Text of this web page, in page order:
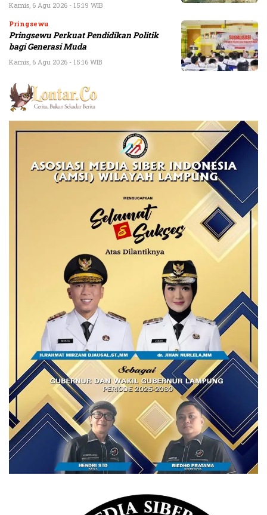
Kamis, 6 Agu 2026 - 15:19 WIB
Pringsewu
Pringsewu Perkuat Pendidikan Politik
bagi Generasi Muda
Kamis, 6 Agu 2026 - 15:16 WIB